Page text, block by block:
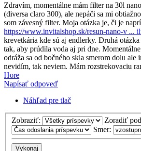
Zdravím, momentálne mám filter na 30l
(diversa claro 300), ale nepáči sa mi
som závesný filter. Moja otázka je, či je
https://www.invitalshop.sk/resun-nano-v ...
krevetkária kde sú aj endlerky. Druhá
tak, aby prúdila voda aj pri dne.
odráža sa od bočného skla smerom dolu ale
nevidím, tak neviem. Mám rozstrekovaciu
Hore
Napísať odpoveď
Náhľad pre tlač
Zobraziť:
Zoradiť
Smer: